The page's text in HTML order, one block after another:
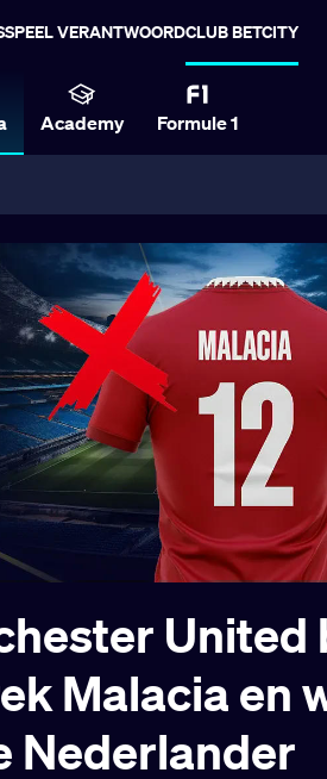
SPEEL VERANTWOORDCLUB BETCITY
Academy Formule 1
United
Malacia en
Nederlander